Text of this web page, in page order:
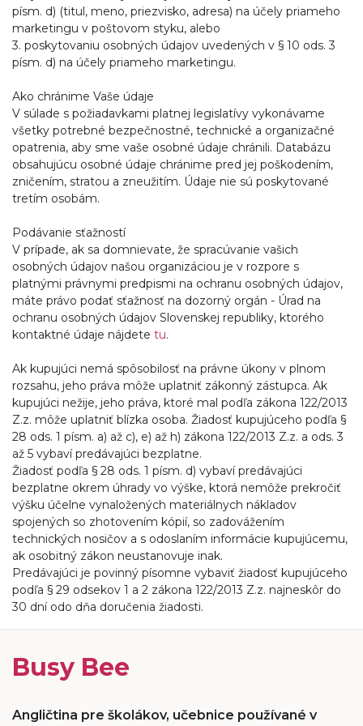
písm. d) (titul, meno, priezvisko, adresa) na účely priameho
marketingu v poštovom styku, alebo
3. poskytovaniu osobných údajov uvedených v § 10 ods. 3
písm. d) na účely priameho marketingu.
Ako chránime Vaše údaje
V súlade s požiadavkami platnej legislatívy vykonávame
všetky potrebné bezpečnostné, technické a organizačné
opatrenia, aby sme vaše osobné údaje chránili. Databázu
obsahujúcu osobné údaje chránime pred jej poškodením,
zničením, stratou a zneužitím. Údaje nie sú poskytované
tretím osobám.
Podávanie sťažností
V prípade, ak sa domnievate, že spracúvanie vašich
osobných údajov našou organizáciou je v rozpore s
platnými právnymi predpismi na ochranu osobných údajov,
máte právo podať sťažnosť na dozorný orgán - Úrad na
ochranu osobných údajov Slovenskej republiky, ktorého
kontaktné údaje nájdete tu.
Ak kupujúci nemá spôsobilosť na právne úkony v plnom
rozsahu, jeho práva môže uplatniť zákonný zástupca. Ak
kupujúci nežije, jeho práva, ktoré mal podľa zákona 122/2013
Z.z. môže uplatniť blízka osoba. Žiadosť kupujúceho podľa §
28 ods. 1 písm. a) až c), e) až h) zákona 122/2013 Z.z. a ods. 3
až 5 vybaví predávajúci bezplatne.
Žiadosť podľa § 28 ods. 1 písm. d) vybaví predávajúci
bezplatne okrem úhrady vo výške, ktorá nemôže prekročiť
výšku účelne vynaložených materiálnych nákladov
spojených so zhotovením kópií, so zadovážením
technických nosičov a s odoslaním informácie kupujúcemu,
ak osobitný zákon neustanovuje inak.
Predávajúci je povinný písomne vybaviť žiadosť kupujúceho
podľa § 29 odsekov 1 a 2 zákona 122/2013 Z.z. najneskôr do
30 dní odo dňa doručenia žiadosti.
Busy Bee
Angličtina pre školákov, učebnice používané v